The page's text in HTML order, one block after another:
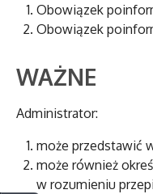
Obowiązek
Obowiązek
WAŻNE
Administrator:
może przedstawić
może również
w rozumieniu